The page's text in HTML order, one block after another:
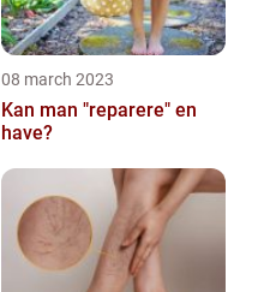
08 march 2023
Kan man "reparere" en
have?